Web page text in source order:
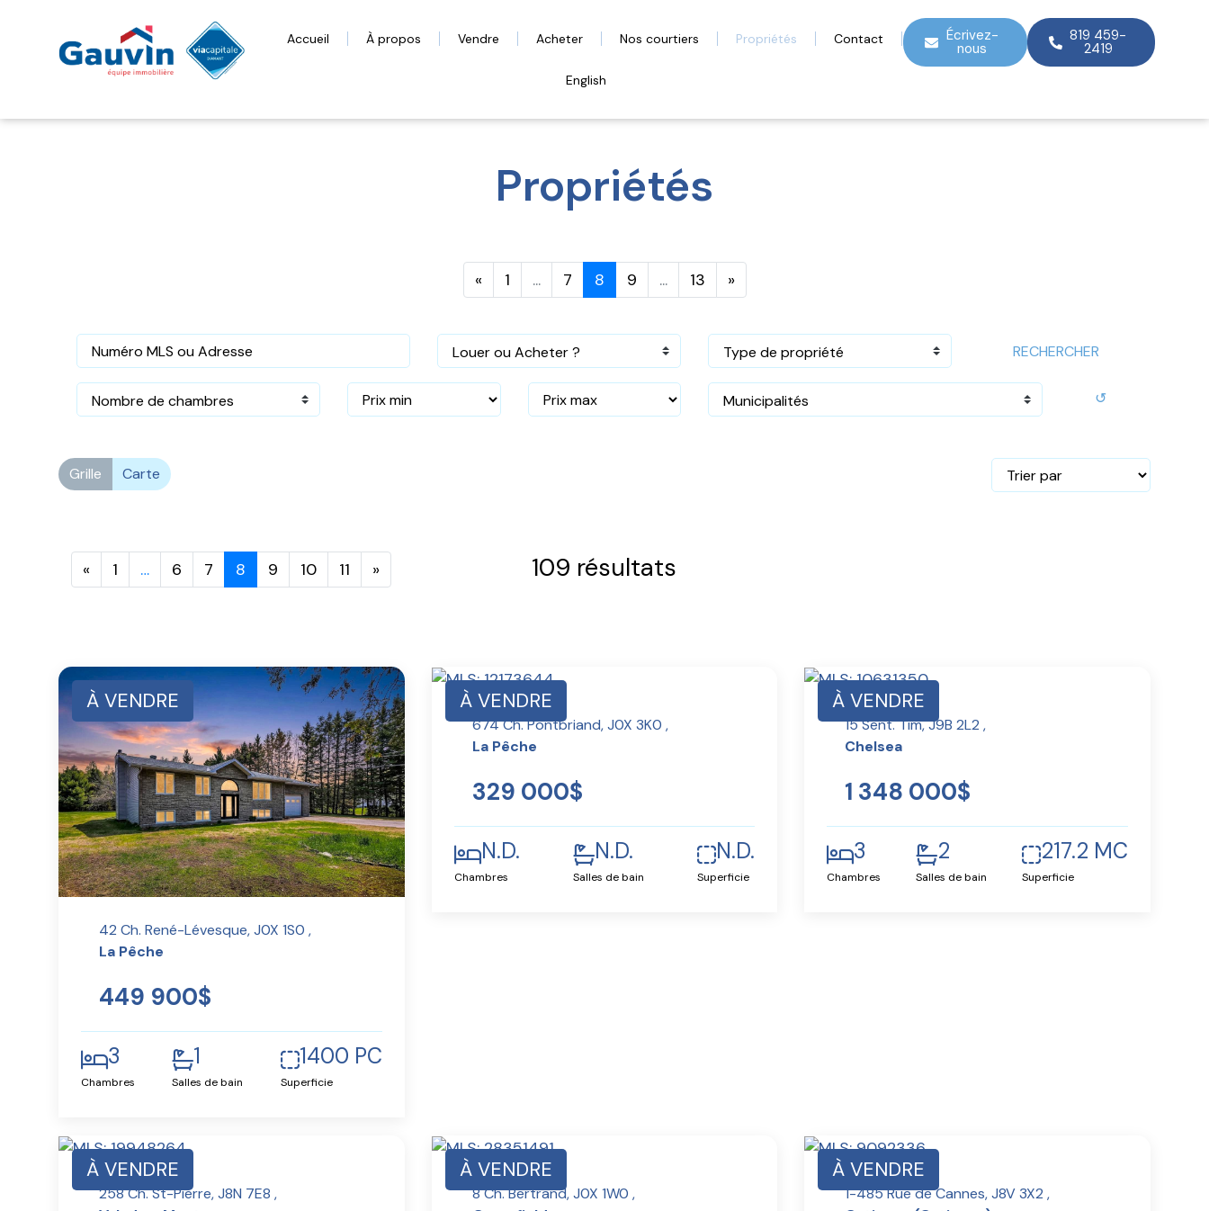
Accueil À propos Vendre Acheter Nos courtiers Propriétés Contact
English
Écrivez-
nous
819 459-
2419
Propriétés
« 1 ... 7 8 9 ... 13 »
Louer ou Acheter ? Type de propriété RECHERCHER
Nombre de chambres Municipalités ↺
Grille Carte
« 1 … 6 7 8 9 10 11 » 109 résultats
À VENDRE
42 Ch. René-Lévesque, J0X 1S0 ,
La Pêche
449 900$
3
Chambres
1
Salles de bain
1400 PC
Superficie
À VENDRE
674 Ch. Pontbriand, J0X 3K0 ,
La Pêche
329 000$
N.D.
Chambres
N.D.
Salles de bain
N.D.
Superficie
À VENDRE
15 Sent. Tim, J9B 2L2 ,
Chelsea
1 348 000$
3
Chambres
2
Salles de bain
217.2 MC
Superficie
À VENDRE
258 Ch. St-Pierre, J8N 7E8 ,
À VENDRE
8 Ch. Bertrand, J0X 1W0 ,
À VENDRE
1-485 Rue de Cannes, J8V 3X2 ,